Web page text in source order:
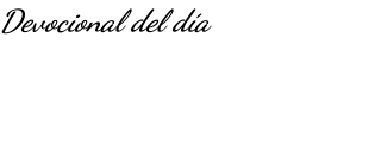
Devocional del día